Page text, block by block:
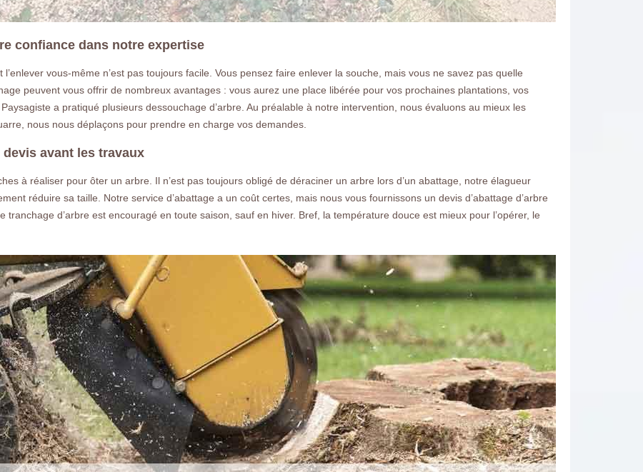
confiance dans notre expertise
vous-même n’est pas toujours facile. Vous pensez faire enlever la souche, mais vous ne savez pas quelle
peuvent vous offrir de nombreux avantages : vous aurez une place libérée pour vos prochaines plantations, vos
a pratiqué plusieurs dessouchage d’arbre. Au préalable à notre intervention, nous évaluons au mieux les
nous nous déplaçons pour prendre en charge vos demandes.
avant les travaux
à réaliser pour ôter un arbre. Il n’est pas toujours obligé de déraciner un arbre lors d’un abattage, notre élagueur
réduire sa taille. Notre service d’abattage a un coût certes, mais nous vous fournissons un devis d’abattage d’arbre
d’arbre est encouragé en toute saison, sauf en hiver. Bref, la température douce est mieux pour l’opérer, le